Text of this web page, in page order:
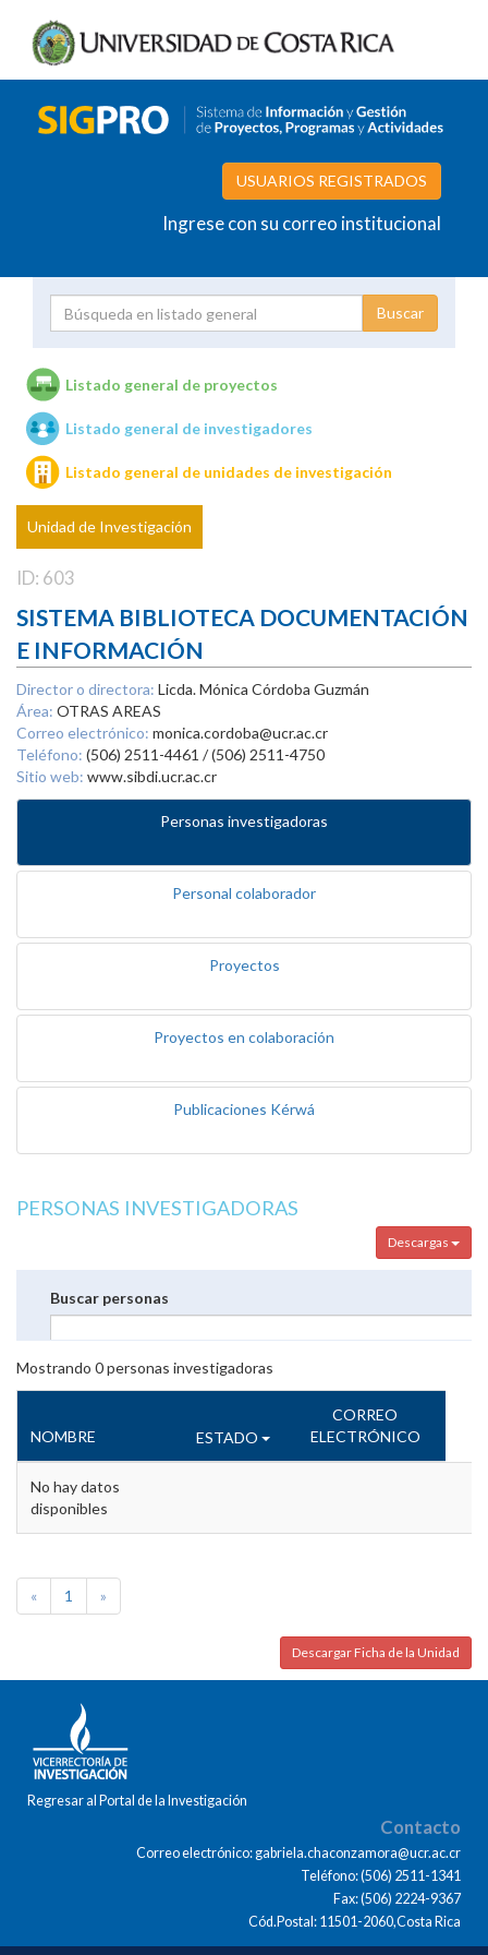
USUARIOS REGISTRADOS
Ingrese con su correo institucional
Unidades de investigación
Listado general de proyectos
Listado general de investigadores
Listado general de unidades de investigación
Unidad de Investigación
ID: 603
SISTEMA BIBLIOTECA DOCUMENTACIÓN
E INFORMACIÓN
Director o directora: Licda. Mónica Córdoba Guzmán
Área: OTRAS AREAS
Correo electrónico: monica.cordoba@ucr.ac.cr
Teléfono: (506) 2511-4461 / (506) 2511-4750
Sitio web: www.sibdi.ucr.ac.cr
Personas investigadoras
Personal colaborador
Proyectos
Proyectos en colaboración
Publicaciones Kérwá
PERSONAS INVESTIGADORAS
Descargas
Buscar personas
Mostrando 0personas investigadoras
NOMBRE ESTADO
CORREO
ELECTRÓNICO
No hay datos
disponibles
« 1 »
Descargar Ficha de la Unidad
Regresar al Portal de la Investigación
Contacto
Correo electrónico: gabriela.chaconzamora@ucr.ac.cr
Teléfono: (506) 2511-1341
Fax: (506) 2224-9367
Cód.Postal: 11501-2060,Costa Rica